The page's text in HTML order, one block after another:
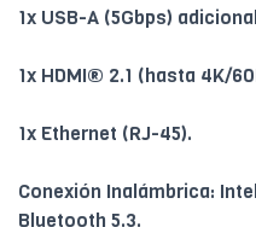
1x USB-A (5Gbps)
1x HDMI® 2.1 (hasta 4K/
1x Ethernet (RJ-45).
Conexión Inalámbrica:
Bluetooth 5.3.